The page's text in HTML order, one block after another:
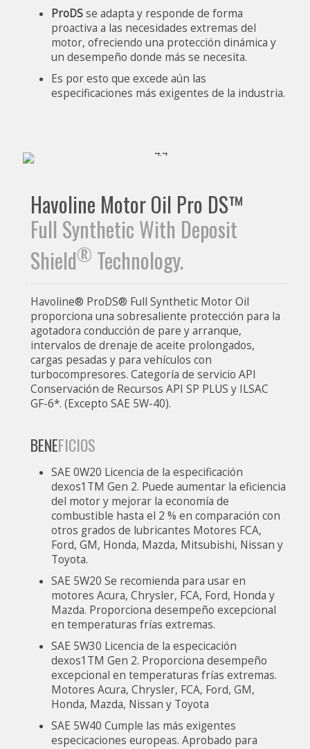
ProDSse adapta y responde de forma
proactiva a las necesidades extremas del
motor, ofreciendo una protección dinámica y
un desempeño donde más se necesita.
Es por esto que excede aún las
especificaciones más exigentes de la industria.
Havoline Motor Oil Pro DS™
Full Synthetic With Deposit
Shield® Technology.
Havoline® ProDS® Full Synthetic Motor Oil
proporciona una sobresaliente protección para la
agotadora conducción de pare y arranque,
intervalos de drenaje de aceite prolongados,
cargas pesadas y para vehículos con
turbocompresores. Categoría de servicio API
Conservación de Recursos API SP PLUS y ILSAC
GF-6*. (Excepto SAE 5W-40).
BENEFICIOS
SAE 0W20 Licencia de la especificación
dexos1TM Gen 2. Puede aumentar la eficiencia
del motor y mejorar la economía de
combustible hasta el 2 % en comparación con
otros grados de lubricantes Motores FCA,
Ford, GM, Honda, Mazda, Mitsubishi, Nissan y
Toyota.
SAE 5W20 Se recomienda para usar en
motores Acura, Chrysler, FCA, Ford, Honda y
Mazda. Proporciona desempeño excepcional
en temperaturas frías extremas.
SAE 5W30 Licencia de la especicación
dexos1TM Gen 2. Proporciona desempeño
excepcional en temperaturas frías extremas.
Motores Acura, Chrysler, FCA, Ford, GM,
Honda, Mazda, Nissan y Toyota
SAE 5W40 Cumple las más exigentes
especicaciones europeas. Aprobado para